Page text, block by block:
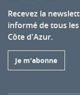
Recevez la
informé de tous
Côte d'Azur.
Je m'abonne